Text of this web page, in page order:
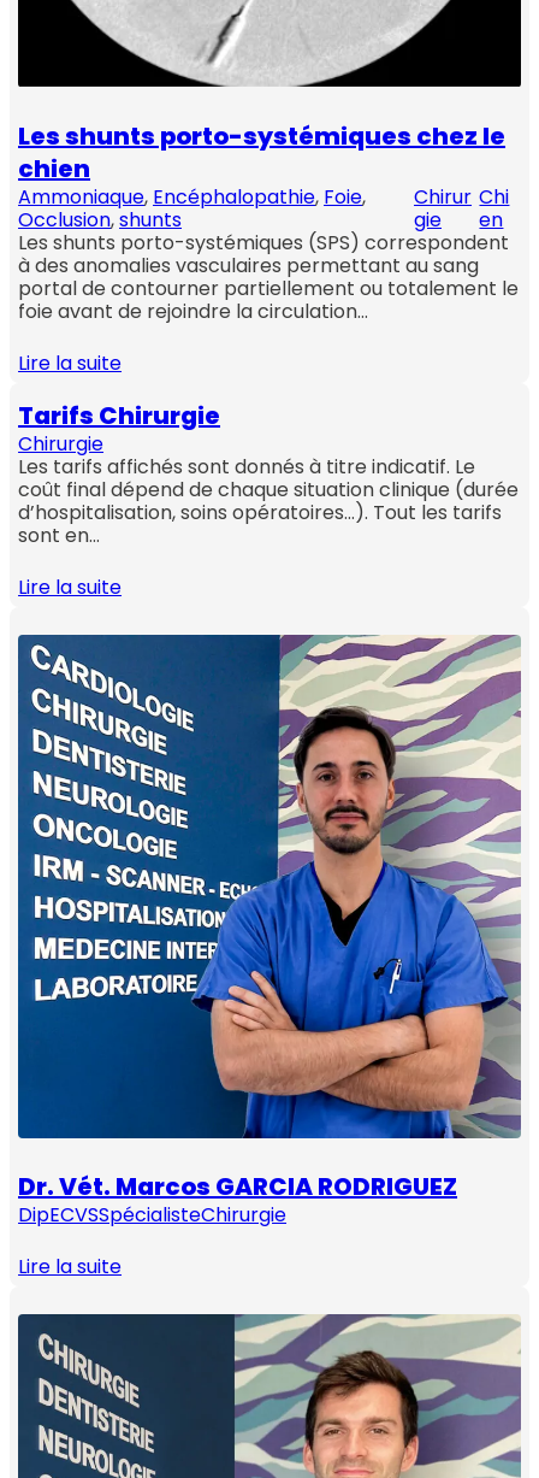
Les shunts porto-systémiques chez le
chien
Ammoniaque, Encéphalopathie, Foie,
Occlusion, shunts
Chirur
gie
Chi
en
Les shunts porto-systémiques (SPS) correspondent
à des anomalies vasculaires permettant au sang
portal de contourner partiellement ou totalement le
foie avant de rejoindre la circulation…
Lire la suite
Tarifs Chirurgie
Chirurgie
Les tarifs affichés sont donnés à titre indicatif. Le
coût final dépend de chaque situation clinique (durée
d’hospitalisation, soins opératoires…). Tout les tarifs
sont en…
Lire la suite
Dr. Vét. Marcos GARCIA RODRIGUEZ
DipECVSSpécialisteChirurgie
Lire la suite